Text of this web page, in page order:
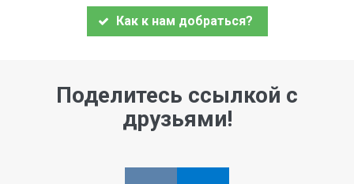
Как к нам добраться?
Поделитесь ссылкой с
друзьями!